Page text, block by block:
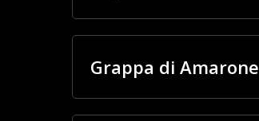
Grappa di Amarone